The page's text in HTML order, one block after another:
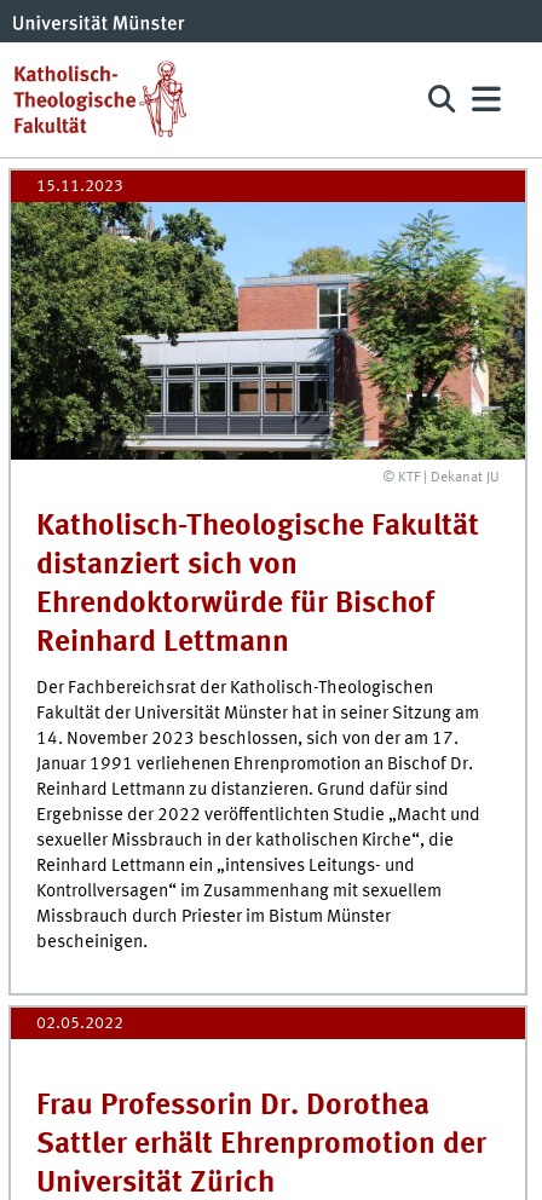
15.11.2023
© KTF | Dekanat JU
Katholisch-Theologische Fakultät
distanziert sich von
Ehrendoktorwürde für Bischof
Reinhard Lettmann
Der Fachbereichsrat der Katholisch-Theologischen
Fakultät der Universität Münster hat in seiner Sitzung am
14. November 2023 beschlossen, sich von der am 17.
Januar 1991 verliehenen Ehrenpromotion an Bischof Dr.
Reinhard Lettmann zu distanzieren. Grund dafür sind
Ergebnisse der 2022 veröffentlichten Studie „Macht und
sexueller Missbrauch in der katholischen Kirche“, die
Reinhard Lettmann ein „intensives Leitungs- und
Kontrollversagen“ im Zusammenhang mit sexuellem
Missbrauch durch Priester im Bistum Münster
bescheinigen.
02.05.2022
Frau Professorin Dr. Dorothea
Sattler erhält Ehrenpromotion der
Universität Zürich